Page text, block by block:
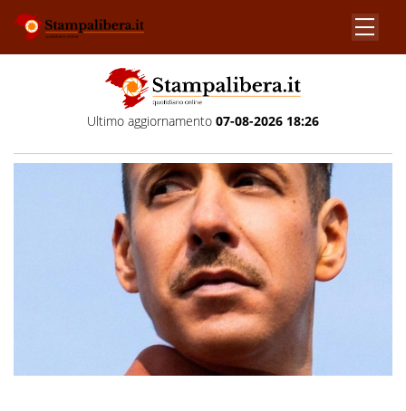
Ultimo aggiornamento 07-08-2026 18:26